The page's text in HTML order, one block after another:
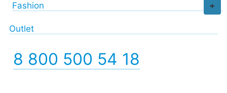
+
Fashion
Outlet
8 800 500 54 18